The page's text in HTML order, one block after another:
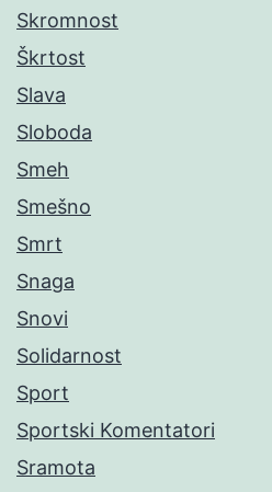
Skromnost
Škrtost
Slava
Sloboda
Smeh
Smešno
Smrt
Snaga
Snovi
Solidarnost
Sport
Sportski Komentatori
Sramota